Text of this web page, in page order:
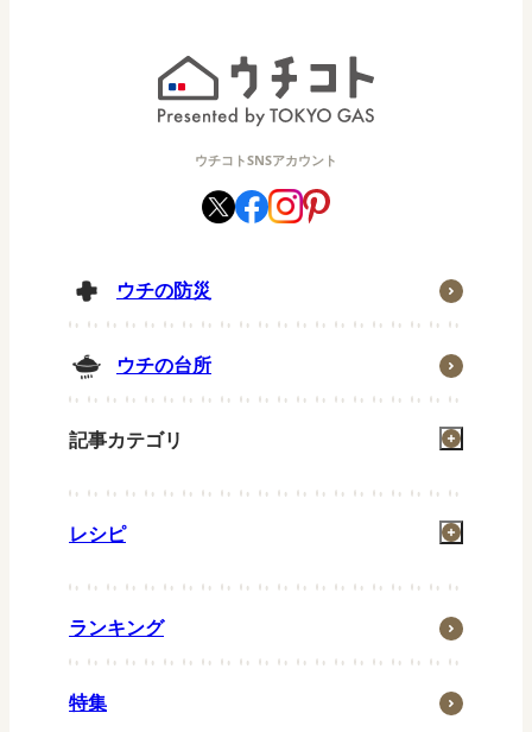
ウチコトSNSアカウント
ウチの防災
ウチの台所
記事カテゴリ
掃除
お風呂
住まい
省エネ・節約
レシピ
一汁一菜
グリル
ランキング
特集